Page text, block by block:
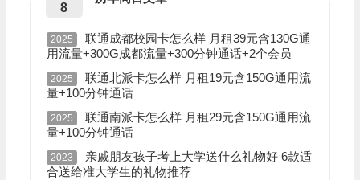
8
2025
联通成都校园卡怎么样 月租39元含130G通
用流量+300G成都流量+300分钟通话+2个会员
2025
联通北派卡怎么样 月租19元含150G通用流
量+100分钟通话
2025
联通南派卡怎么样 月租29元含150G通用流
量+100分钟通话
2023
亲戚朋友孩子考上大学送什么礼物好 6款适
合送给准大学生的礼物推荐